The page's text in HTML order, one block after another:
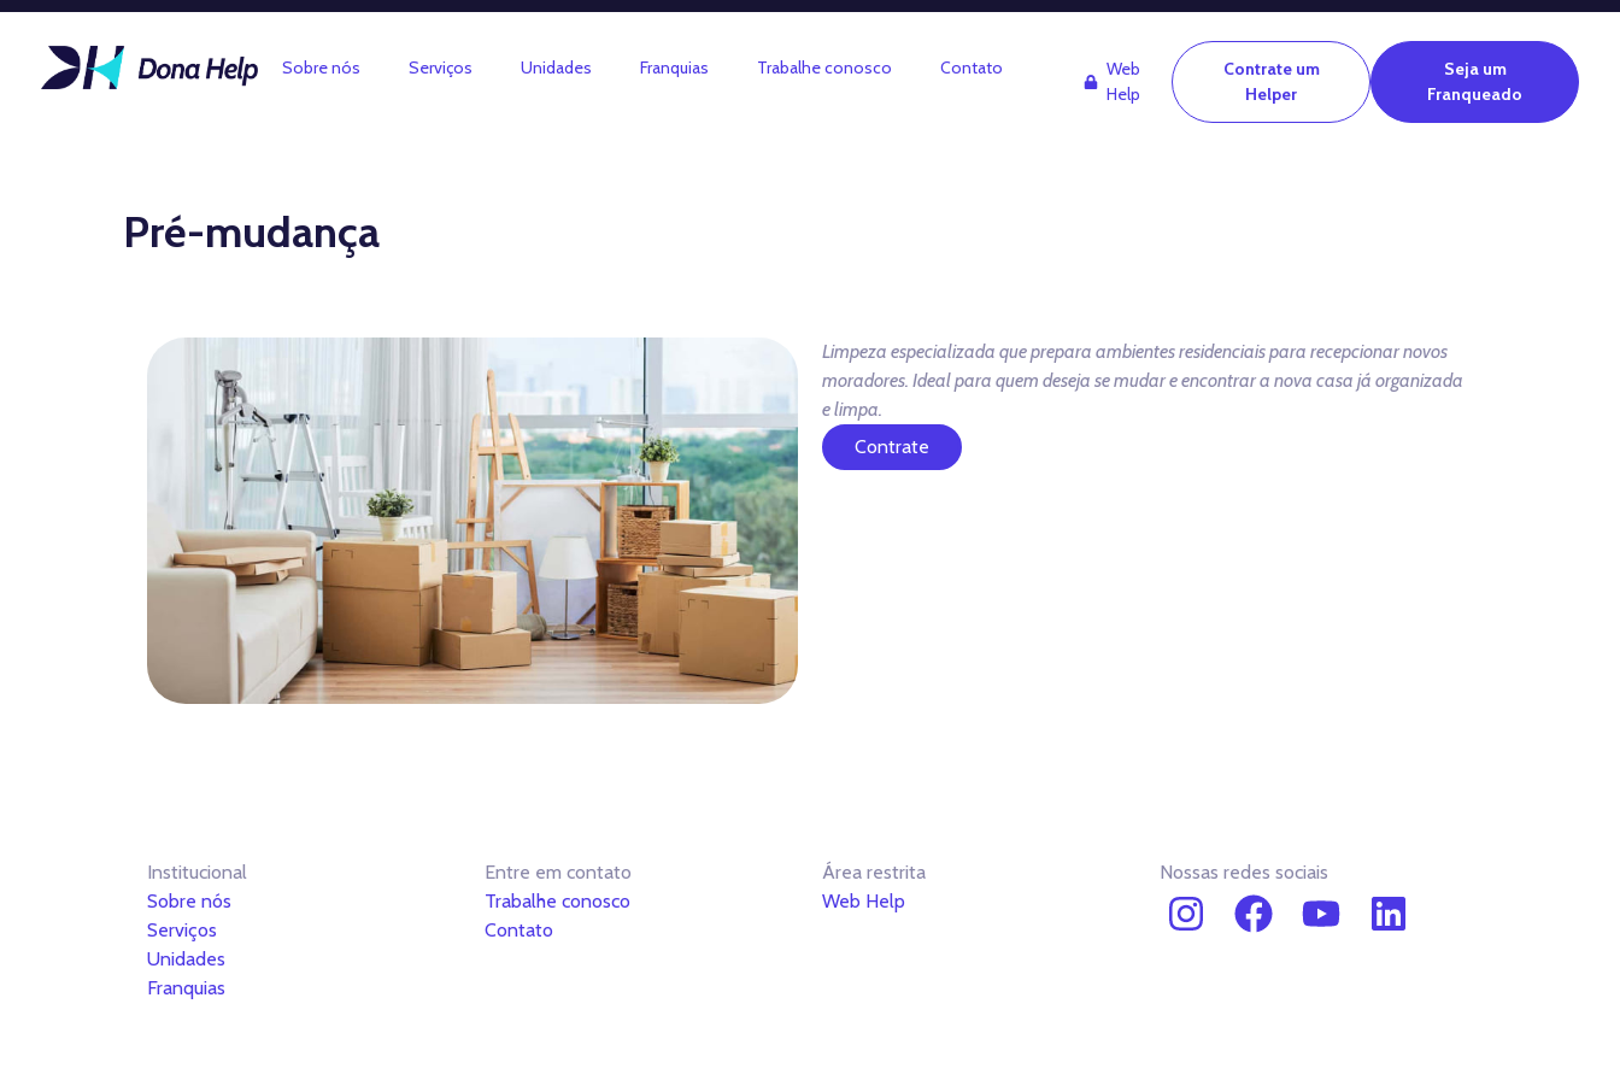
Sobre nós Serviços Unidades Franquias Trabalhe conosco Contato
Web
Help
Contrate um
Helper
Seja um
Franqueado
Pré-mudança
Limpeza especializada que prepara ambientes residenciais para recepcionar novos
moradores. Ideal para quem deseja se mudar e encontrar a nova casa já organizada
e limpa.
Contrate
Institucional
Sobre nós
Serviços
Unidades
Franquias
Entre em contato
Trabalhe conosco
Contato
Área restrita
Web Help
Nossas redes sociais